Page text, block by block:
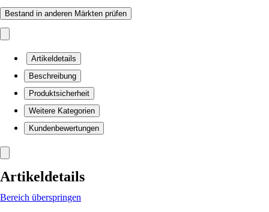
Bestand in anderen Märkten prüfen
Artikeldetails
Beschreibung
Produktsicherheit
Weitere Kategorien
Kundenbewertungen
Artikeldetails
Bereich überspringen